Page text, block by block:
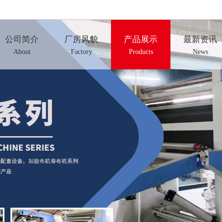
公司简介
About
厂房风貌
Factory
产品展示
Products
最新资讯
News